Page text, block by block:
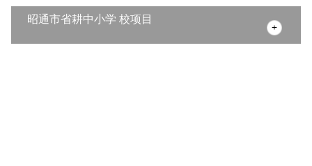
昭通市省耕中小学 校项目